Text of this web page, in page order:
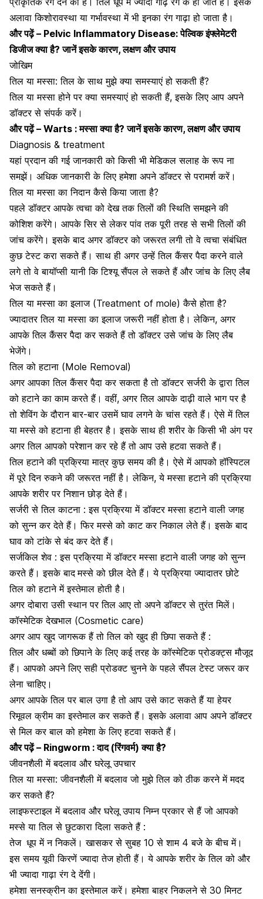
अलावा किशोरावस्था या गर्भावस्था में भी इनका रंग गाढ़ा हो जाता है।
और पढ़ें – Pelvic Inflammatory Disease: पेल्विक इंफ्लेमेटरी
डिजीज क्या है? जानें इसके कारण, लक्षण और उपाय
जोखिम
तिल या मस्सा: तिल के साथ मुझे क्या समस्याएं हो सकती हैं?
तिल या मस्सा होने पर क्या समस्याएं हो सकती हैं, इसके लिए आप अपने
डॉक्टर से संपर्क करें।
और पढ़ें – Warts : मस्सा क्या है? जानें इसके कारण, लक्षण और उपाय
Diagnosis & treatment
यहां प्रदान की गई जानकारी को किसी भी मेडिकल सलाह के रूप ना
समझें। अधिक जानकारी के लिए हमेशा अपने डॉक्टर से परामर्श करें।
तिल या मस्सा का निदान कैसे किया जाता है?
पहले डॉक्टर आपकेत्वचा को देख तक तिलों की स्थिति समझने की
कोशिश करेंगे। आपके सिर से लेकर पांव तक पूरी तरह से सभी तिलों की
जांच करेंगे। इसके बाद अगर डॉक्टर को जरूरत लगी तो वे त्वचा संबंधित
कुछ टेस्ट करा सकते हैं। साथ ही अगर उन्हें तिल कैंसर पैदा करने वाले
लगे तो वे बायॉप्सी यानी कि टिश्यू सैंपल ले सकते हैं और जांच के लिए लैब
भेज सकते हैं।
तिल या मस्सा का इलाज (Treatment of mole) कैसे होता है?
ज्यादातर तिल या मस्सा का इलाज जरूरी नहीं होता है। लेकिन, अगर
आपके तिलकैंसरपैदा कर सकते हैं तो डॉक्टर उसे जांच के लिए लैब
भेजेंगे।
तिल को हटाना (Mole Removal)
अगर आपका तिल कैंसर पैदा कर सकता है तो डॉक्टर सर्जरी के द्वारा तिल
को हटाने का काम करते हैं। वहीं, अगर तिल आपके दाढ़ी वाले भाग पर है
तो शेविंग के दौरान बार-बार उसमें घाव लगने के चांस रहते हैं। ऐसे में तिल
या मस्से को हटाना ही बेहतर है। इसके साथ ही शरीर के किसी भी अंग पर
अगर तिल आपको परेशान कर रहे हैं तो आप उसे हटवा सकते हैं।
तिल हटाने की प्रक्रिया मात्र कुछ समय की है। ऐसे में आपको हॉस्पिटल
में पूरे दिन रुकने की जरूरत नहीं है। लेकिन, ये मस्सा हटाने की प्रक्रिया
आपके शरीर पर निशान छोड़ देते हैं।
सर्जरी से तिल काटना : इस प्रक्रिया में डॉक्टर मस्सा हटाने वाली जगह
को सुन्न कर देते हैं। फिर मस्से को काट कर निकाल लेते हैं। इसके बाद
घाव को टांके से बंद कर देते हैं।
सर्जकिल शेव : इस प्रक्रिया में डॉक्टर मस्सा हटाने वाली जगह को सुन्न
करते हैं। इसके बाद मस्से को छील देते हैं। ये प्रक्रिया ज्यादातर छोटे
तिल को हटाने में इस्तेमाल होती है।
अगर दोबारा उसी स्थान पर तिल आए तो अपने डॉक्टर से तुरंत मिलें।
कॉस्मेटिक देखभाल (Cosmetic care)
अगर आप खुद जागरूक हैं तो तिल को खुद ही छिपा सकते हैं :
तिल और धब्बों को छिपाने के लिए कई तरह के कॉस्मेटिक प्रोडक्ट्स मौजूद
हैं। आपको अपने लिए सही प्रोडक्ट चुनने के पहले सैंपल टेस्ट जरूर कर
लेना चाहिए।
अगर आपके तिल पर बाल उगा है तो आप उसे काट सकते हैं या हेयर
रिमूवल क्रीम का इस्तेमाल कर सकते हैं। इसके अलावा आप अपने डॉक्टर
से मिल कर बाल को हमेशा के लिए हटवा सकते हैं।
और पढ़ें – Ringworm : दाद (रिंगवर्म) क्या है?
जीवनशैली में बदलाव और घरेलू उपचार
तिल या मस्सा: जीवनशैली में बदलाव जो मुझे तिल को ठीक करने में मदद
कर सकते हैं?
लाइफस्टाइल में बदलाव और घरेलू उपाय निम्न प्रकार से हैं जो आपको
मस्से या तिल से छुटकारा दिला सकते हैं :
तेज धूप में न निकलें। खासकर से सुबह 10 से शाम 4 बजे के बीच में।
इस समय यूवी किरणें ज्यादा तेज होती हैं। ये आपके शरीर के तिल को और
भी ज्यादा गाढ़ा रंग दे देंगी।
हमेशा सनस्क्रीन का इस्तेमाल करें। हमेशा बाहर निकलने से 30 मिनट